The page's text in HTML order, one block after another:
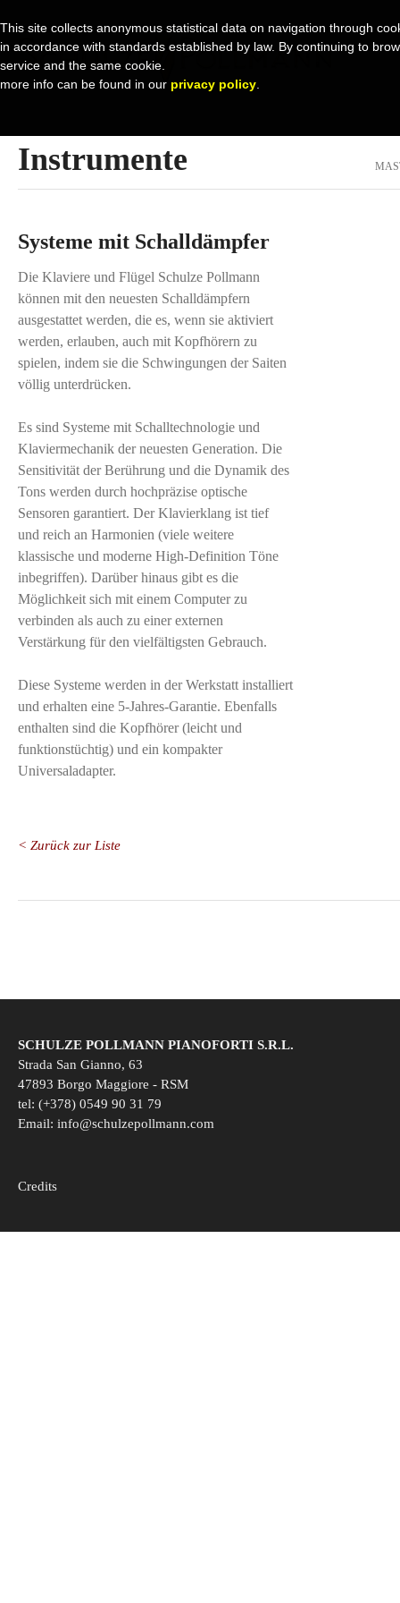
Instrumente
Systeme mit Schalldämpfer
Die Klaviere und Flügel Schulze Pollmann
können mit den neuesten Schalldämpfern
ausgestattet werden, die es, wenn sie aktiviert
werden, erlauben, auch mit Kopfhörern zu
spielen, indem sie die Schwingungen der Saiten
völlig unterdrücken.
Es sind Systeme mit Schalltechnologie und
Klaviermechanik der neuesten Generation. Die
Sensitivität der Berührung und die Dynamik des
Tons werden durch hochpräzise optische
Sensoren garantiert. Der Klavierklang ist tief
und reich an Harmonien (viele weitere
klassische und moderne High-Definition Töne
inbegriffen). Darüber hinaus gibt es die
Möglichkeit sich mit einem Computer zu
verbinden als auch zu einer externen
Verstärkung für den vielfältigsten Gebrauch.
Diese Systeme werden in der Werkstatt installiert
und erhalten eine 5-Jahres-Garantie. Ebenfalls
enthalten sind die Kopfhörer (leicht und
funktionstüchtig) und ein kompakter
Universaladapter.
< Zurück zur Liste
SCHULZE POLLMANN PIANOFORTI S.R.L.
Strada San Gianno, 63
47893 Borgo Maggiore - RSM
tel: (+378) 0549 90 31 79
Email: info@schulzepollmann.com
Credits
This site collects anonymous statistical data on navigation through
in accordance with standards established by law. By continuing to
service and the same cookie.
more info can be found in our privacy policy